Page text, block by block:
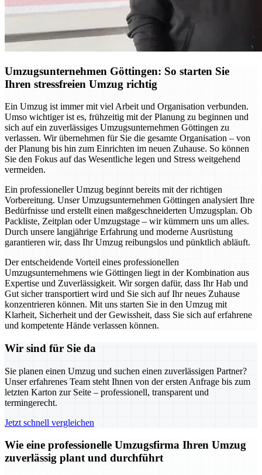
Umzugsunternehmen Göttingen: So starten Sie
Ihren stressfreien Umzug richtig
Ein Umzug ist immer mit viel Arbeit und Organisation verbunden.
Umso wichtiger ist es, frühzeitig mit der Planung zu beginnen und
sich auf ein zuverlässiges Umzugsunternehmen Göttingen zu
verlassen. Wir übernehmen für Sie die gesamte Organisation – von
der Planung bis hin zum Einrichten im neuen Zuhause. So können
Sie den Fokus auf das Wesentliche legen und Stress weitgehend
vermeiden.
Ein professioneller Umzug beginnt bereits mit der richtigen
Vorbereitung. Unser Umzugsunternehmen Göttingen analysiert Ihre
Bedürfnisse und erstellt einen maßgeschneiderten Umzugsplan. Ob
Packliste, Zeitplan oder Umzugstage – wir kümmern uns um alles.
Durch unsere langjährige Erfahrung und moderne Ausrüstung
garantieren wir, dass Ihr Umzug reibungslos und pünktlich abläuft.
Der entscheidende Vorteil eines professionellen
Umzugsunternehmens wie Göttingen liegt in der Kombination aus
Expertise und Zuverlässigkeit. Wir sorgen dafür, dass Ihr Hab und
Gut sicher transportiert wird und Sie sich auf Ihr neues Zuhause
konzentrieren können. Mit uns starten Sie in den Umzug mit
Klarheit, Sicherheit und der Gewissheit, dass Sie sich auf erfahrene
und kompetente Hände verlassen können.
Wir sind für Sie da
Sie planen einen Umzug und suchen einen zuverlässigen Partner?
Unser erfahrenes Team steht Ihnen von der ersten Anfrage bis zum
letzten Karton zur Seite – professionell, transparent und
termingerecht.
Jetzt schnell vergleichen
Wie eine professionelle Umzugsfirma Ihren Umzug
zuverlässig plant und durchführt